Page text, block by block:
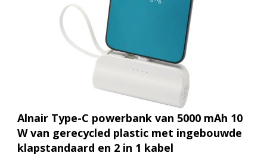
Alnair Type-C powerbank van 5000 mAh 10
W van gerecycled plastic met ingebouwde
klapstandaard en 2 in 1 kabel